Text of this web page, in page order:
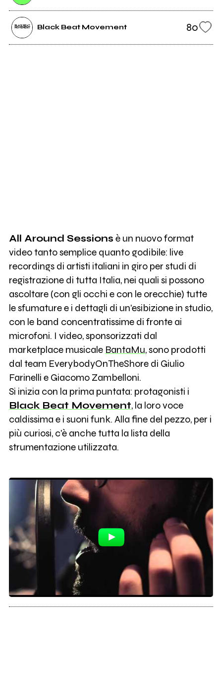
Black Beat Movement 80
All Around Sessions è un nuovo format
video tanto semplice quanto godibile: live
recordings di artisti italiani in giro per studi di
registrazione di tutta Italia, nei quali si possono
ascoltare (con gli occhi e con le orecchie) tutte
le sfumature e i dettagli di un'esibizione in studio,
con le band concentratissime di fronte ai
microfoni. I video, sponsorizzati dal
marketplace musicale BantaMu, sono prodotti
dal team EverybodyOnTheShore di Giulio
Farinelli e Giacomo Zambelloni.
Si inizia con la prima puntata: protagonisti i
Black Beat Movement, la loro voce
caldissima e i suoni funk. Alla fine del pezzo, per i
più curiosi, c'è anche tutta la lista della
strumentazione utilizzata.